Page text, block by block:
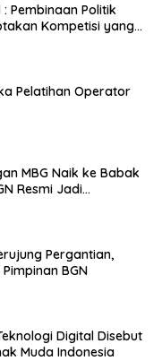
Pembinaan Politik
Kompetisi yang
Pelatihan Operator
MBG Naik ke Babak
Resmi Jadi
Pergantian,
BGN
Digital Disebut
Muda Indonesia